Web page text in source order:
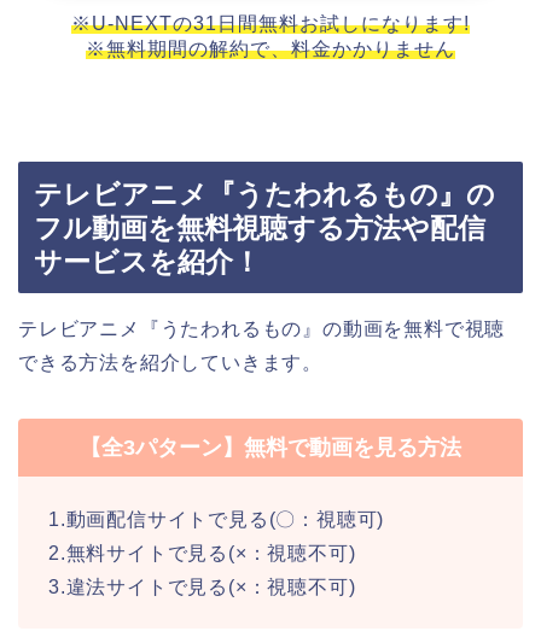
※U-NEXTの31日間無料お試しになります!
※無料期間の解約で、料金かかりません
テレビアニメ『うたわれるもの』の
フル動画を無料視聴する方法や配信
サービスを紹介！
テレビアニメ『うたわれるもの』の動画を無料で視聴
できる方法を紹介していきます。
【全3パターン】無料で動画を見る方法
1.動画配信サイトで見る(〇：視聴可)
2.無料サイトで見る(×：視聴不可)
3.違法サイトで見る(×：視聴不可)